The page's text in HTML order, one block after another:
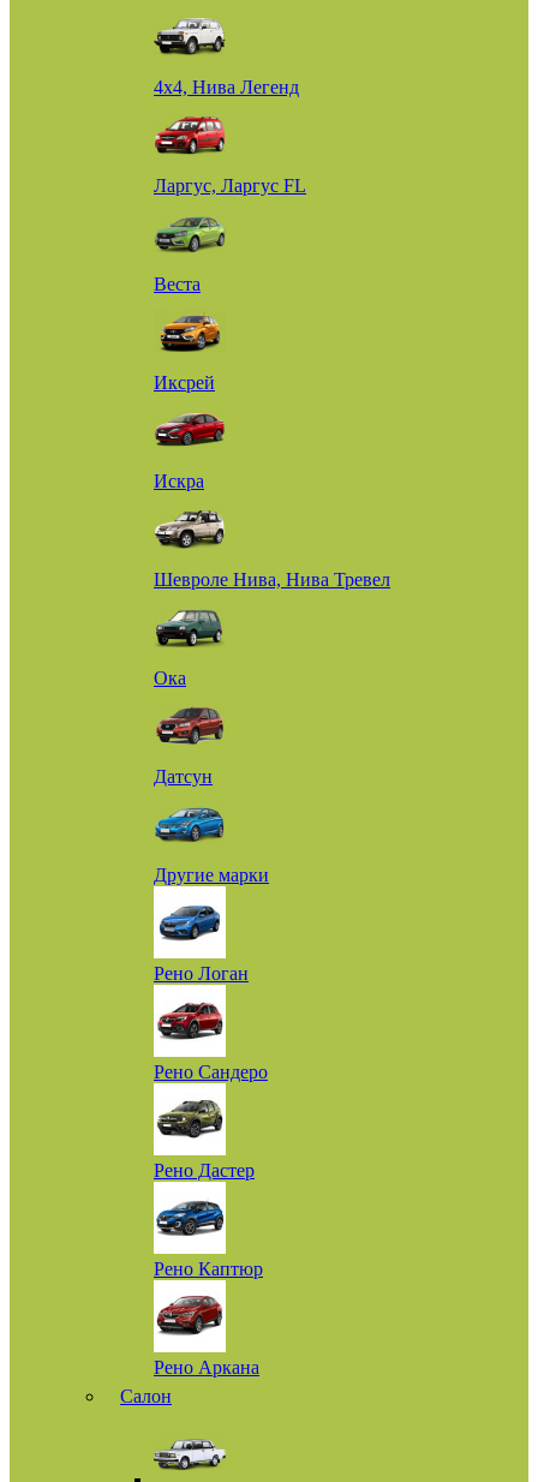
4х4, Нива Легенд
Ларгус, Ларгус FL
Веста
Иксрей
Искра
Шевроле Нива, Нива Тревел
Ока
Датсун
Другие марки
Рено Логан
Рено Сандеро
Рено Дастер
Рено Каптюр
Рено Аркана
Салон